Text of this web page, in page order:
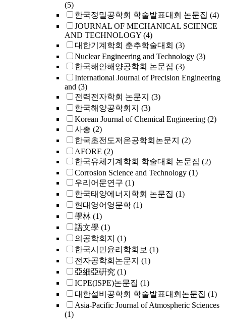
(5)
한국정밀공학회 학술발표대회 논문집 (4)
JOURNAL OF MECHANICAL SCIENCE
AND TECHNOLOGY (4)
대한기계학회 춘추학술대회 (3)
Nuclear Engineering and Technology (3)
한국해안해양공학회 논문집 (3)
International Journal of Precision Engineering
and (3)
전력전자학회 논문지 (3)
한국해양공학회지 (3)
Korean Journal of Chemical Engineering (2)
사총 (2)
한국초전도저온공학회논문지 (2)
AFORE (2)
한국유체기계학회 학술대회 논문집 (2)
Corrosion Science and Technology (1)
우리어문연구 (1)
한국태양에너지학회 논문집 (1)
현대영어영문학 (1)
學林 (1)
語文學 (1)
의공학회지 (1)
한국시민윤리학회보 (1)
전자공학회논문지 (1)
亞細亞硏究 (1)
ICPE(ISPE)논문집 (1)
대한설비공학회 학술발표대회논문집 (1)
Asia-Pacific Journal of Atmospheric Sciences
(1)